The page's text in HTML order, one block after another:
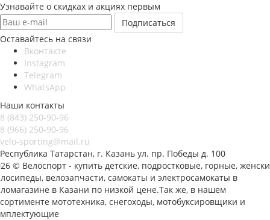
Узнавайте о скидках и акциях первым
Оставайтесь на связи
Вконтакте
Instagram
Telegram
WhatsApp
Наши контакты
8 (843) 250-90-96
8 (966) 250-90-96
velo-sporting@mail.ru
Республика Татарстан, г. Казань ул. пр. Победы д. 100
© Велоспорт - купить детские, подростковые, горные,
велозапчасти, самокаты и электросамокаты в
в Казани по низкой цене.Так же, в нашем
мототехника, снегоходы, мотобуксировщики и